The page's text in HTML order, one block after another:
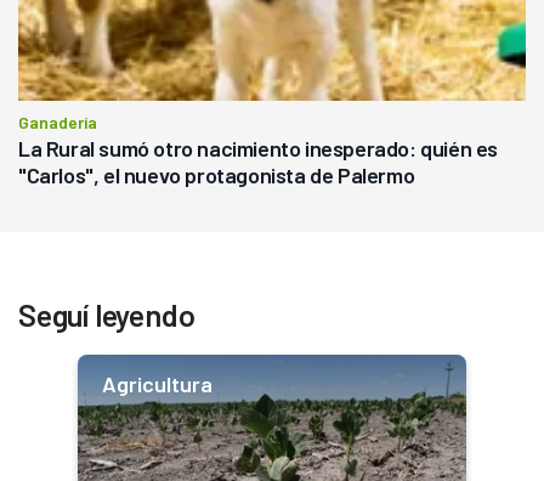
Ganadería
La Rural sumó otro nacimiento inesperado: quién es
"Carlos", el nuevo protagonista de Palermo
Seguí leyendo
Agricultura